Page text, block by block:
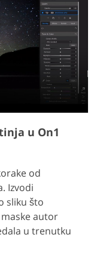
u On1
od
Izvodi
sliku što
autor
u trenutku